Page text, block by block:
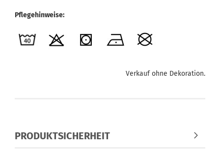
Pflegehinweise:
Verkauf ohne Dekoration.
PRODUKTSICHERHEIT